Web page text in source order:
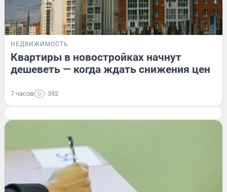
НЕДВИЖИМОСТЬ
Квартиры в новостройках начнут
дешеветь — когда ждать снижения цен
7 часов 392